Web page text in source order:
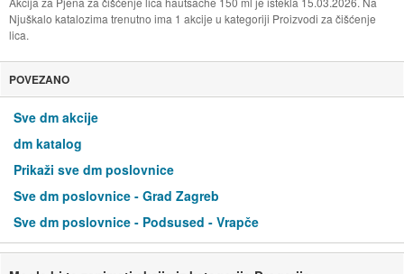
Njuškalo katalozima trenutno ima 1 akcije u kategoriji Proizvodi za čišćenje
lica.
POVEZANO
Sve dm akcije
dm katalog
Prikaži sve dm poslovnice
Sve dm poslovnice - Grad Zagreb
Sve dm poslovnice - Podsused - Vrapče